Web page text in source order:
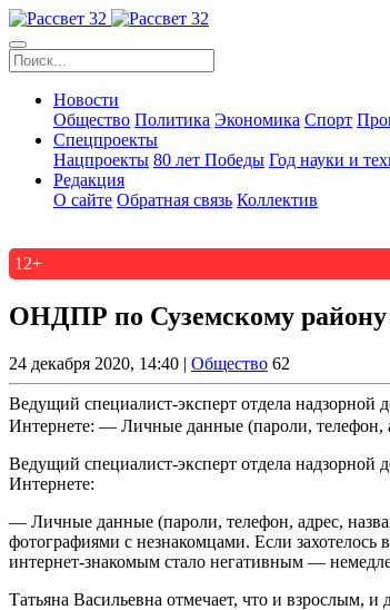
Новости
Общество Политика Экономика Спорт
Спецпроекты
Нацпроекты 80 лет Победы Год науки и
Редакция
О сайте Обратная связь Коллектив
12+
ОНДПР по Суземскому району
24 декабря 2020, 14:40 | Общество 62
Ведущий специалист-эксперт отдела
Интернете: — Личные данные (пароли, телефон,
Ведущий специалист-эксперт отдела
Интернете:
— Личные данные (пароли, телефон, адрес,
фотографиями с незнакомцами. Если
интернет-знакомым стало негативным —
Татьяна Васильевна отмечает, что и взрослым, и